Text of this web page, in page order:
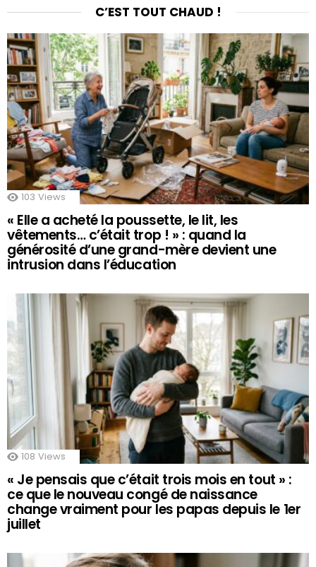
C’EST TOUT CHAUD !
103 Views
« Elle a acheté la poussette, le lit, les
vêtements… c’était trop ! » : quand la
générosité d’une grand-mère devient une
intrusion dans l’éducation
108 Views
« Je pensais que c’était trois mois en tout » :
ce que le nouveau congé de naissance
change vraiment pour les papas depuis le 1er
juillet